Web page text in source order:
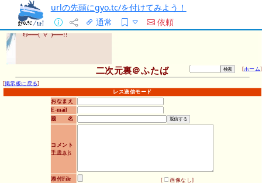
urlの先頭にgyo.tc/を付けてみよう！
通常
依頼